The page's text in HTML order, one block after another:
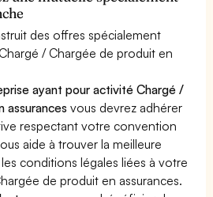
des offres spécialement
/ Chargée de produit en
ayant pour activité Chargé /
assurances vous devrez adhérer
respectant votre convention
aide à trouver la meilleure
conditions légales liées à votre
de produit en assurances.